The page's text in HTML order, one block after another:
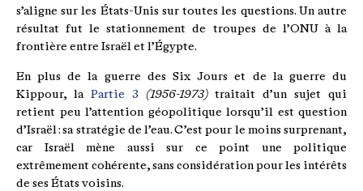
s’aligne sur les États-Unis sur toutes les questions. Un autre
résultat fut le stationnement de troupes de l’ONU à la
frontière entre Israël et l’Égypte.
En plus de la guerre des Six Jours et de la guerre du
Kippour, la Partie 3 (1956-1973)traitait d’un sujet qui
retient peu l’attention géopolitique lorsqu’il est question
d’Israël : sa stratégie de l’eau. C’est pour le moins surprenant,
car Israël mène aussi sur ce point une politique
extrêmement cohérente, sans considération pour les intérêts
de ses États voisins.